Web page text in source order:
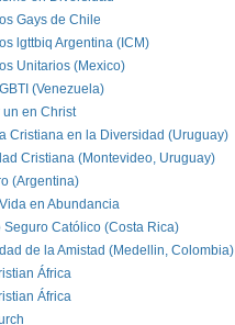
Gays de Chile
lgttbiq Argentina (ICM)
Unitarios (Mexico)
(Venezuela)
un en Christ
Cristiana en la Diversidad (Uruguay)
Cristiana (Montevideo, Uruguay)
(Argentina)
en Abundancia
Seguro Católico (Costa Rica)
de la Amistad (Medellin, Colombia)
África
África